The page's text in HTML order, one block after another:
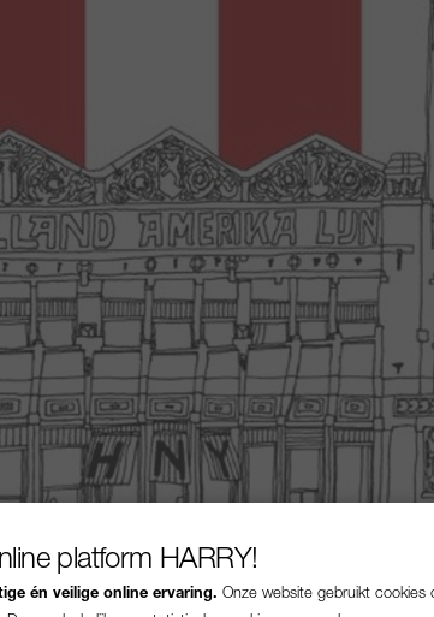
platform HARRY!
én veilige online ervaring. Onze website gebruikt cookies